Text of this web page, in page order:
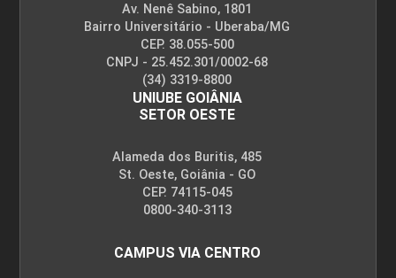
Av. Nenê Sabino, 1801
Bairro Universitário - Uberaba/MG
CEP. 38.055-500
CNPJ - 25.452.301/0002-68
(34) 3319-8800
UNIUBE GOIÂNIA
SETOR OESTE
Alameda dos Buritis, 485
St. Oeste, Goiânia - GO
CEP. 74115-045
0800-340-3113
CAMPUS VIA CENTRO